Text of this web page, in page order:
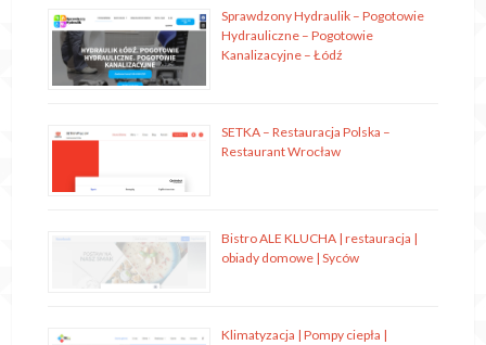
Sprawdzony Hydraulik – Pogotowie
Hydrauliczne – Pogotowie
Kanalizacyjne – Łódź
SETKA – Restauracja Polska –
Restaurant Wrocław
Bistro ALE KLUCHA | restauracja |
obiady domowe | Syców
Klimatyzacja | Pompy ciepła |